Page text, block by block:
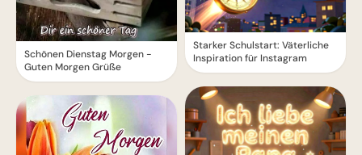
Schönen Dienstag Morgen -
Guten Morgen Grüße
Starker Schulstart: Väterliche
Inspiration für Instagram